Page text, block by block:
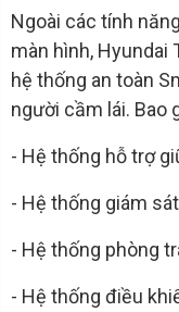
Ngoài các tính
màn hình, Hyundai
hệ thống an toàn
người cầm lái. Bao
- Hệ thống hỗ trợ
- Hệ thống giám
- Hệ thống phòng
- Hệ thống điều